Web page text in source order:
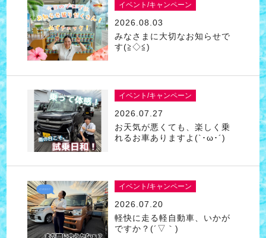
イベント/キャンペーン
2026.08.03
みなさまに大切なお知らせで
す(≧◇≦)
イベント/キャンペーン
2026.07.27
お天気が悪くても、楽しく乗
れるお車ありますよ(`･ω･´)
イベント/キャンペーン
2026.07.20
軽快に走る軽自動車、いかが
ですか？(´▽｀)